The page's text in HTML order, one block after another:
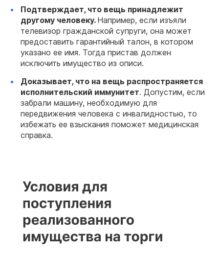
Подтверждает, что вещь принадлежит
другому человеку. Например, если изъяли
телевизор гражданской супруги, она может
предоставить гарантийный талон, в котором
указано ее имя. Тогда пристав должен
исключить имущество из описи.
Доказывает, что на вещь распространяется
исполнительский иммунитет. Допустим, если
забрали машину, необходимую для
передвижения человека с инвалидностью, то
избежать ее взыскания поможет медицинская
справка.